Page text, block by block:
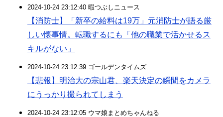
2024-10-24 23:12:40 暇つぶしニュース
【消防士】「新卒の給料は19万」元消防士が語る厳
しい懐事情。転職するにも「他の職業で活かせるス
キルがない」
2024-10-24 23:12:39 ゴールデンタイムズ
【悲報】明治大の宗山君、楽天決定の瞬間をカメラ
にうっかり撮られてしまう
2024-10-24 23:12:05 ウマ娘まとめちゃんねる